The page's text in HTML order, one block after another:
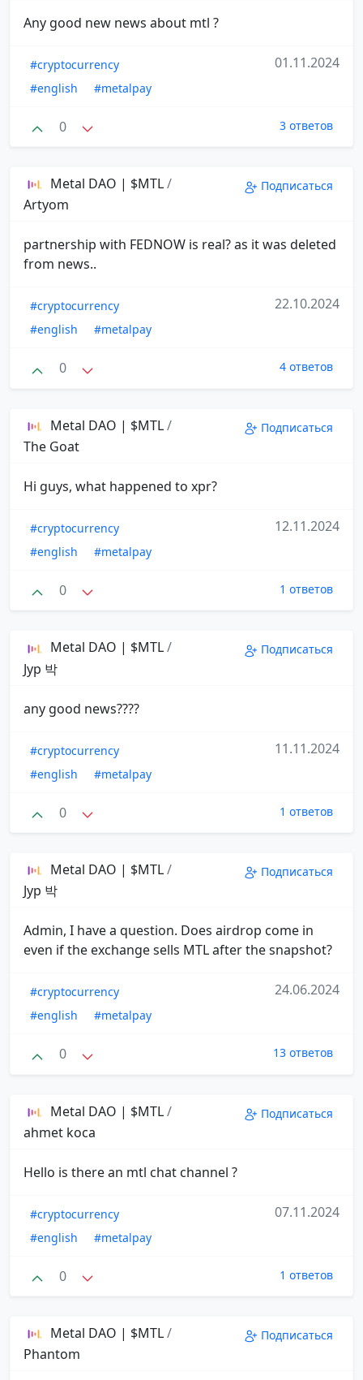
Any good new news about mtl ?
#cryptocurrency
#english
#metalpay
01.11.2024
0 3 ответов
Metal DAO | $MTL/
Artyom
Подписаться
partnership with FEDNOW is real? as it was deleted
from news..
#cryptocurrency
#english
#metalpay
22.10.2024
0 4 ответов
Metal DAO | $MTL/
The Goat
Подписаться
Hi guys, what happened to xpr?
#cryptocurrency
#english
#metalpay
12.11.2024
0 1 ответов
Metal DAO | $MTL/
Jyp 박
Подписаться
any good news????
#cryptocurrency
#english
#metalpay
11.11.2024
0 1 ответов
Metal DAO | $MTL/
Jyp 박
Подписаться
Admin, I have a question. Does airdrop come in
even if the exchange sells MTL after the snapshot?
#cryptocurrency
#english
#metalpay
24.06.2024
0 13 ответов
Metal DAO | $MTL/
ahmet koca
Подписаться
Hello is there an mtl chat channel ?
#cryptocurrency
#english
#metalpay
07.11.2024
0 1 ответов
Metal DAO | $MTL/
Phantom
Подписаться